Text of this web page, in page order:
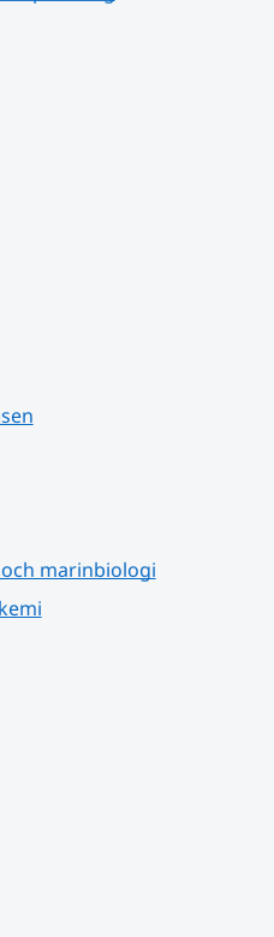
marinbiologi